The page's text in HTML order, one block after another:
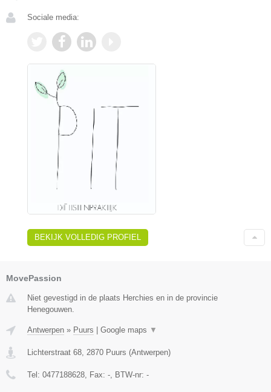
Sociale media:
BEKIJK VOLLEDIG PROFIEL
MovePassion
Niet gevestigd in de plaats Herchies en in de provincie
Henegouwen.
Antwerpen » Puurs Google maps ▼
Lichterstraat 68, 2870 Puurs (Antwerpen)
Tel: 0477188628, Fax: -, BTW-nr: -